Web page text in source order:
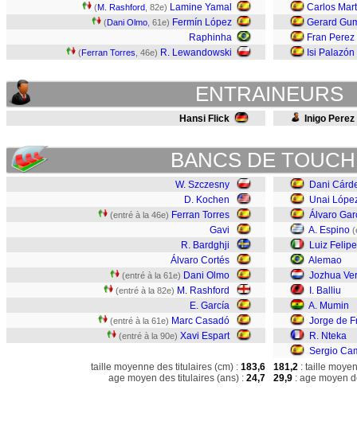
(M. Rashford , 82e) Lamine Yamal
(Dani Olmo , 61e) Fermín López
Raphinha
(Ferran Torres , 46e) R. Lewandowski
Carlos
Gerard
Fran Perez
Isi Palazón
ENTRAINEURS
Hansi Flick Inigo Perez
BANCS DE
W. Szczesny
D. Kochen
(entré à la 46e) Ferran Torres
Gavi
R. Bardghji
Álvaro Cortés
(entré à la 61e) Dani Olmo
(entré à la 82e) M. Rashford
E. García
(entré à la 61e) Marc Casadó
(entré à la 90e) Xavi Espart
Dani
Unai
Álvaro
A. Espino
Luiz Felipe
Alemao
Jozhua
I. Balliu
A. Mumin
Jorge de
R. Nteka
Sergio
taille moyenne des titulaires (cm) : 183,6
age moyen des titulaires (ans) : 24,7
181,2 : taille
29,9 : age moyen